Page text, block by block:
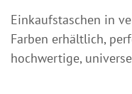
Einkaufstaschen in
Farben erhältlich,
hochwertige,